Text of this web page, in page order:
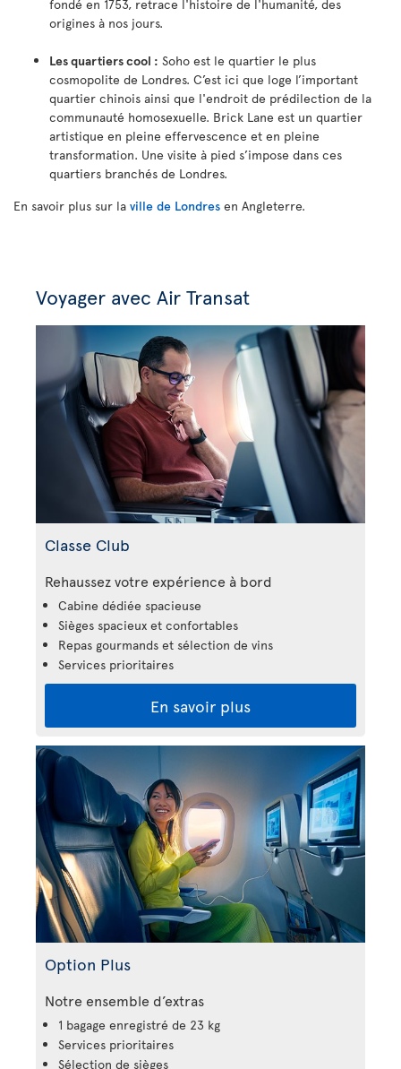
fondé en 1753, retrace l'histoire de l'humanité, des
origines à nos jours.
Les quartiers cool : Soho est le quartier le plus
cosmopolite de Londres. C’est ici que loge l’important
quartier chinois ainsi que l'endroit de prédilection de la
communauté homosexuelle. Brick Lane est un quartier
artistique en pleine effervescence et en pleine
transformation. Une visite à pied s’impose dans ces
quartiers branchés de Londres.
En savoir plus sur la ville de Londres en Angleterre.
Voyager avec Air Transat
Classe Club
Rehaussez votre expérience à bord
Cabine dédiée spacieuse
Sièges spacieux et confortables
Repas gourmands et sélection de vins
Services prioritaires
En savoir plus
Option Plus
Notre ensemble d’extras
1 bagage enregistré de 23 kg
Services prioritaires
Sélection de sièges